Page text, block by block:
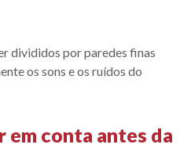
divididos por paredes finas
os sons e os ruídos do
em conta antes da